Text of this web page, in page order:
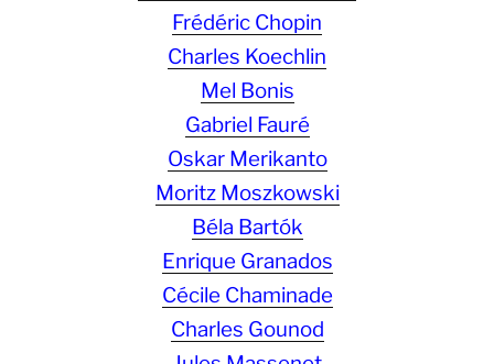
Frédéric Chopin
Charles Koechlin
Mel Bonis
Gabriel Fauré
Oskar Merikanto
Moritz Moszkowski
Béla Bartók
Enrique Granados
Cécile Chaminade
Charles Gounod